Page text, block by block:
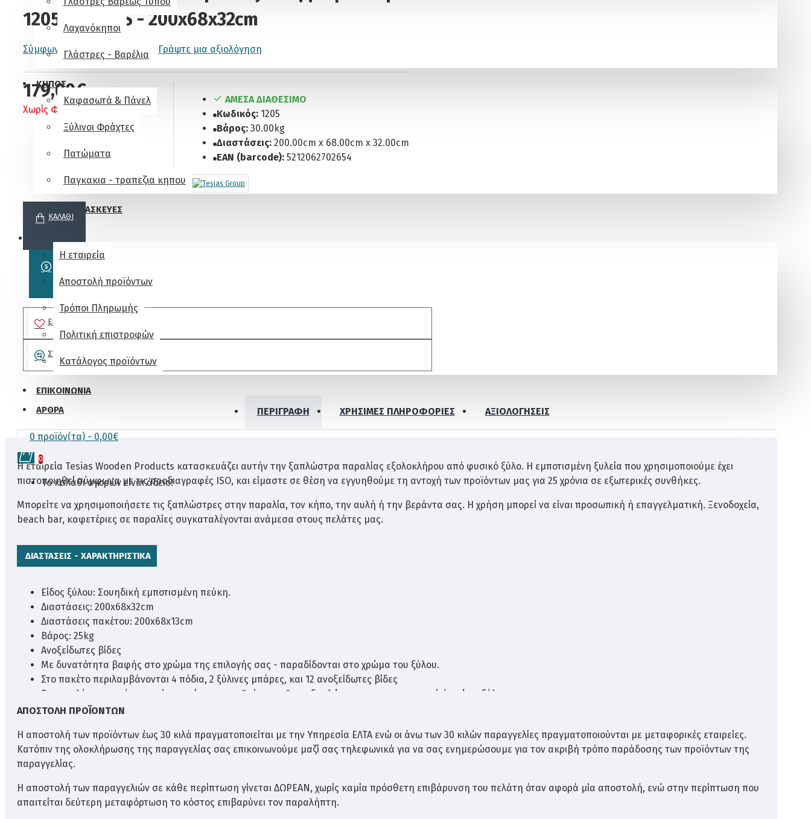
Λαχανόκηποι
Γλάστρες - Βαρέλια
ΚΗΠΟΣ
Καφασωτά & Πάνελ
Ξύλινοι Φράχτες
Πατώματα
Παγκακια - τραπεζια κηπου
ΕΙΔΙΚΕΣ ΚΑΤΑΣΚΕΥΕΣ
Η εταιρεία
Αποστολή προϊόντων
Τρόποι Πληρωμής
Πολιτική επιστροφών
Κατάλογος προϊόντων
ΕΠΙΚΟΙΝΩΝΊΑ
ΆΡΘΡΑ
0 προϊόν(τα) - 0,00€
0
Το καλάθι αγορών είναι άδειο!
1205 - TESIAS - 200x68x32cm
Σύμφωνα με 0 αξιολογήσεις. Γράψτε μια αξιολόγηση
179,00€
Χωρίς ΦΠΑ: 144,35€
ΆΜΕΣΑ ΔΙΑΘΈΣΙΜΟ
Κωδικός: 1205
Βάρος: 30.00kg
Διαστάσεις: 200.00cm x 68.00cm x 32.00cm
EAN (barcode): 5212062702654
ΚΑΛΆΘΙ
ΕΠΙΘΥΜΗΤΌ
ΣΎΓΚΡΙΣΗ
ΠΕΡΙΓΡΑΦΗ ΧΡΉΣΙΜΕΣ ΠΛΗΡΟΦΟΡΊΕΣ ΑΞΙΟΛΟΓΉΣΕΙΣ
Η εταιρεία Tesias Wooden Products κατασκευάζει αυτήν την ξαπλώστρα παραλίας εξολοκλήρου από φυσικό ξύλο. Η εμποτισμένη ξυλεία που χρησιμοποιούμε έχει
πιστοποιηθεί σύμφωνα με τις προδιαγραφές ISO, και είμαστε σε θέση να εγγυηθούμε τη αντοχή των προϊόντων μας για 25 χρόνια σε εξωτερικές συνθήκες.
Μπορείτε να χρησιμοποιήσετε τις ξαπλώστρες στην παραλία, τον κήπο, την αυλή ή την βεράντα σας. Η χρήση μπορεί να είναι προσωπική ή επαγγελματική. Ξενοδοχεία,
beach bar, καφετέριες σε παραλίες συγκαταλέγονται ανάμεσα στους πελάτες μας.
ΔΙΑΣΤΆΣΕΙΣ - ΧΑΡΑΚΤΗΡΙΣΤΙΚΆ
Είδος ξύλου: Σουηδική εμποτισμένη πεύκη.
Διαστάσεις: 200x68x32cm
Διαστάσεις πακέτου: 200x68x13cm
Βάρος: 25kg
Ανοξείδωτες βίδες
Με δυνατότητα βαφής στο χρώμα της επιλογής σας - παραδίδονται στο χρώμα του ξύλου.
Στο πακέτο περιλαμβάνονται 4 πόδια, 2 ξύλινες μπάρες, και 12 ανοξείδωτες βίδες
Για επιπλέον αντοχή στο χρόνο συνίσταται το "πέρασμα" της ξαπλώστρας με συντηρητικό ή χρώμα ξύλου
ΕΙΔΙΚΕΣ ΤΙΜΕΣ ΓΙΑ ΕΠΑΓΓΕΛΜΑΤΙΕΣ
ΑΠΟΣΤΟΛΉ ΠΡΟΪΌΝΤΩΝ
Η αποστολή των προϊόντων έως 30 κιλά πραγματοποιείται με την Υπηρεσία ΕΛΤΑ ενώ οι άνω των 30 κιλών παραγγελίες πραγματοποιούνται με μεταφορικές εταιρείες.
Κατόπιν της ολοκλήρωσης της παραγγελίας σας επικοινωνούμε μαζί σας τηλεφωνικά για να σας ενημερώσουμε για τον ακριβή τρόπο παράδοσης των προϊόντων της
παραγγελίας.
Η αποστολή των παραγγελιών σε κάθε περίπτωση γίνεται ΔΩΡΕΑΝ, χωρίς καμία πρόσθετη επιβάρυνση του πελάτη όταν αφορά μία αποστολή, ενώ στην περίπτωση που
απαιτείται δεύτερη μεταφόρτωση το κόστος επιβαρύνει τον παραλήπτη.